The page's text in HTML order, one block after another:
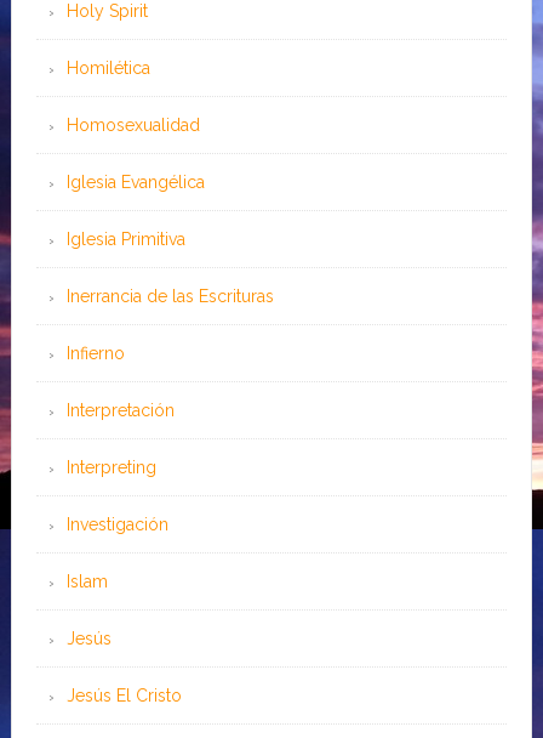
Holy Spirit
Homilética
Homosexualidad
Iglesia Evangélica
Iglesia Primitiva
Inerrancia de las Escrituras
Infierno
Interpretación
Interpreting
Investigación
Islam
Jesús
Jesús El Cristo